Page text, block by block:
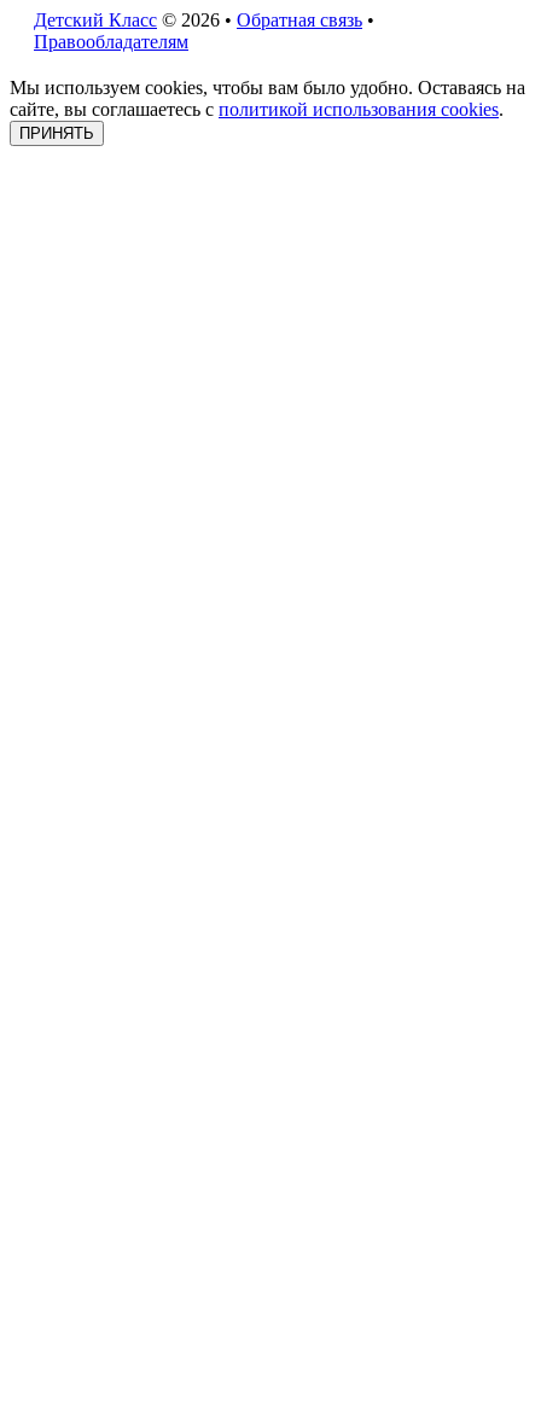
Детский Класс © 2026 • Обратная связь •
Правообладателям
Мы используем cookies, чтобы вам было удобно. Оставаясь на
сайте, вы соглашаетесь с политикой использования cookies.
ПРИНЯТЬ